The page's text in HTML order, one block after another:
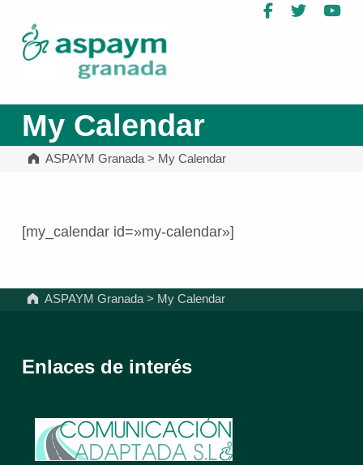
Facebook
Twitter
My Calendar
ASPAYM Granada> My Calendar
[my_calendar id=»my-calendar»]
ASPAYM Granada > My Calendar
Enlaces de interés